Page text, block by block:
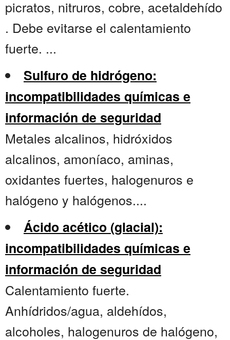
picratos, nitruros, cobre, acetaldehído
. Debe evitarse el calentamiento
fuerte. ...
Sulfuro de hidrógeno:
incompatibilidades químicas e
información de seguridad
Metales alcalinos, hidróxidos
alcalinos, amoníaco, aminas,
oxidantes fuertes, halogenuros e
halógeno y halógenos....
Ácido acético (glacial):
incompatibilidades químicas e
información de seguridad
Calentamiento fuerte.
Anhídridos/agua, aldehídos,
alcoholes, halogenuros de halógeno,